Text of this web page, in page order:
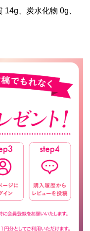
、炭水化物 0g、